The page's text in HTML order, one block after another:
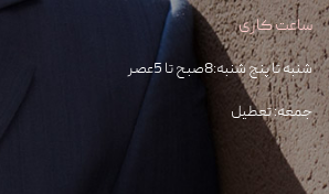
ساعت کاری
شنبه تا پنج شنبه:8صبح تا 5عصر
جمعه: تعطیل